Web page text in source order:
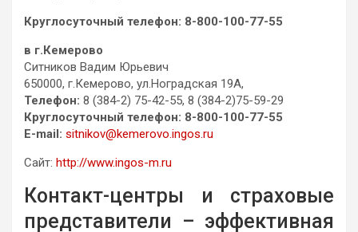
Круглосуточный телефон: 8-800-100-77-55
в г.Кемерово
Ситников Вадим Юрьевич
650000, г.Кемерово, ул.Ноградская 19А,
Телефон: 8 (384-2) 75-42-55, 8 (384-2)75-59-29
Круглосуточный телефон: 8-800-100-77-55
E-mail: sitnikov@kemerovo.ingos.ru
Сайт: http://www.ingos-m.ru
Контакт-центры и страховые
представители – эффективная